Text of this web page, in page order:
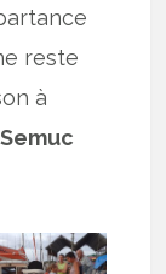
reste
à
Semuc